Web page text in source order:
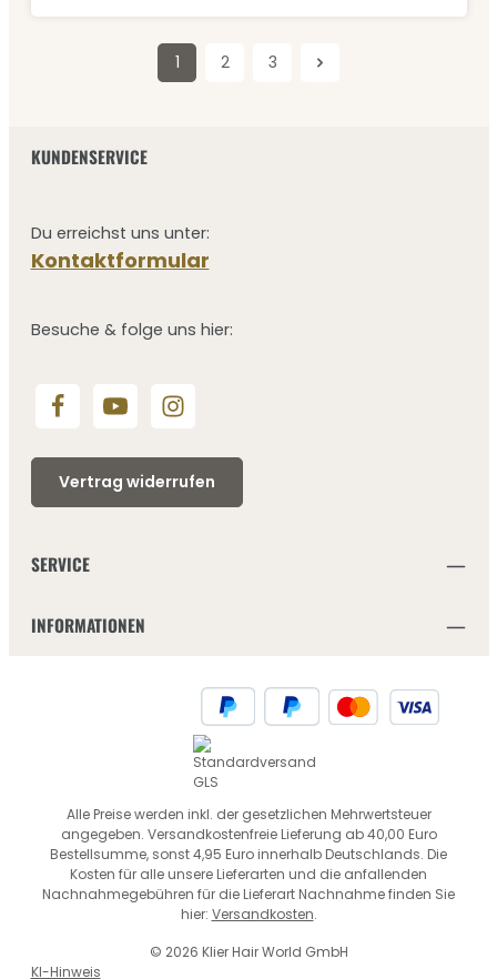
Seite
1 Seite
2 Seite
3
KUNDENSERVICE
Du erreichst uns unter:
Kontaktformular
Besuche & folge uns hier:
Vertrag widerrufen
SERVICE
INFORMATIONEN
© 2026 Klier Hair World GmbH
KI-Hinweis
Alle Preise werden inkl. der gesetzlichen Mehrwertsteuer
angegeben. Versandkostenfreie Lieferung ab 40,00 Euro
Bestellsumme, sonst 4,95 Euro innerhalb Deutschlands. Die
Kosten für alle unsere Lieferarten und die anfallenden
Nachnahmegebühren für die Lieferart Nachnahme finden Sie
hier: Versandkosten.